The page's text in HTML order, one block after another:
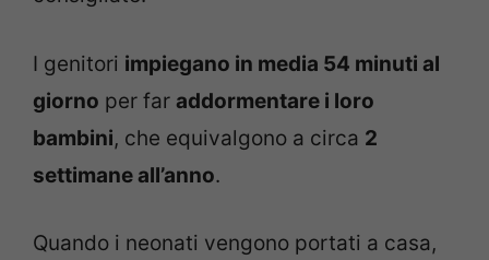
I genitori impiegano in media 54 minuti al
giorno per far addormentare i loro
bambini, che equivalgono a circa 2
settimane all’anno.
Quando i neonati vengono portati a casa,